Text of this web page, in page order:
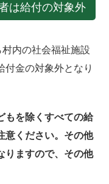
は給付の対象外
内の社会福祉施設
付金の対象外となり
もを除くすべての給
意ください。その他
りますので、その他